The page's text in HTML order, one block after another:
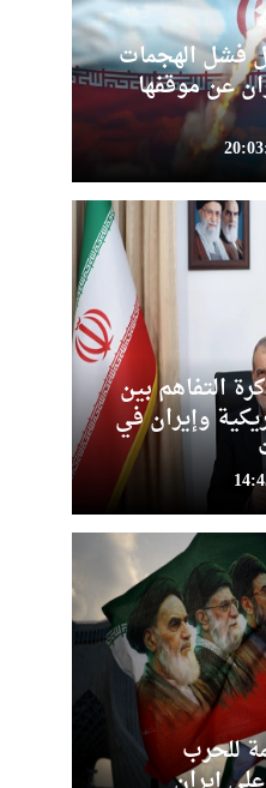
فشل الهجمات
عن موقفها
التفاهم بين
وإيران في
للحرب